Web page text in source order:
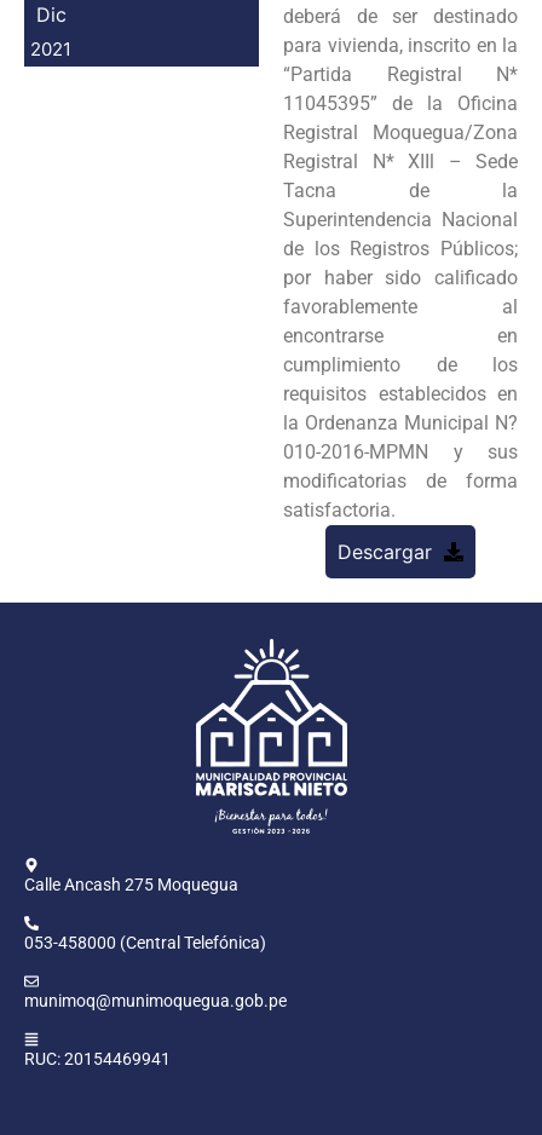
Dic
2021
deberá de ser destinado
para vivienda, inscrito en la
“Partida Registral N*
11045395” de la Oficina
Registral Moquegua/Zona
Registral N* XIIl – Sede
Tacna de la
Superintendencia Nacional
de los Registros Públicos;
por haber sido calificado
favorablemente al
encontrarse en
cumplimiento de los
requisitos establecidos en
la Ordenanza Municipal N?
010-2016-MPMN y sus
modificatorias de forma
satisfactoria.
Descargar
Calle Ancash 275 Moquegua
053-458000 (Central Telefónica)
munimoq@munimoquegua.gob.pe
RUC: 20154469941